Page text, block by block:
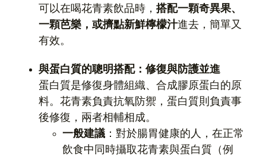
可以在喝花青素飲品時， 搭配一顆奇異果、
一顆芭樂，或擠點新鮮檸檬汁進去，簡單又
有效。
與蛋白質的聰明搭配：修復與防護並進
蛋白質是修復身體組織、合成膠原蛋白的原
料。花青素負責抗氧防禦，蛋白質則負責事
後修復，兩者相輔相成。
一般建議 ：對於腸胃健康的人，在正常
飲食中同時攝取花青素與蛋白質（例